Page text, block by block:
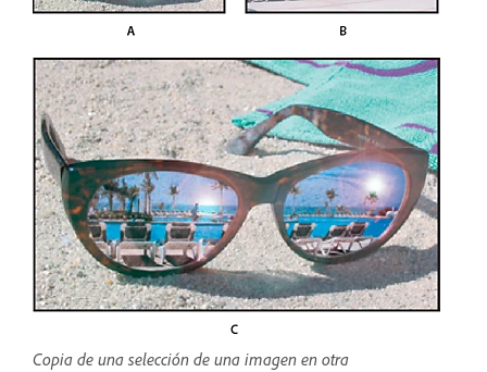
Copia de una selección de una imagen en otra